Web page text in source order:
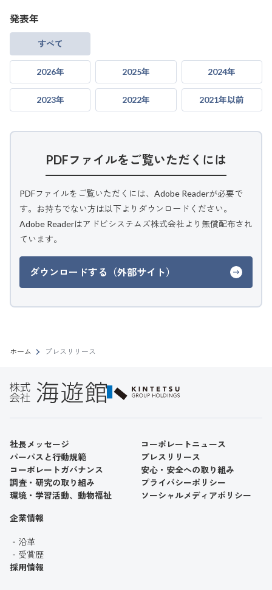
発表年
すべて
2026年 2025年 2024年
2023年 2022年 2021年以前
PDFファイルをご覧いただくには
PDFファイルをご覧いただくには、Adobe Readerが必要で
す。お持ちでない方は以下よりダウンロードください。
Adobe Readerはアドビシステムズ株式会社より無償配布され
ています。
ダウンロードする（外部サイト）
ホーム プレスリリース
社長メッセージ
パーパスと行動規範
コーポレートガバナンス
調査・研究の取り組み
環境・学習活動、動物福祉
企業情報
沿革
受賞歴
採用情報
コーポレートニュース
プレスリリース
安心・安全への取り組み
プライバシーポリシー
ソーシャルメディアポリシー